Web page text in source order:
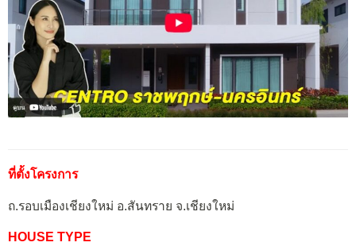
ที่ตั้งโครงการ
ถ.รอบเมืองเชียงใหม่ อ.สันทราย จ.เชียงใหม่
HOUSE TYPE